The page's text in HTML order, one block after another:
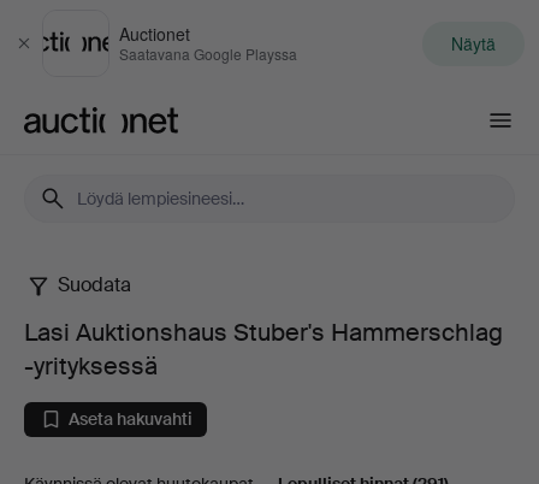
Sulje
Auctionet
Saatavana Google Playssa Näytä
Lasi
Auktionshaus
Stuber's
Hammerschlag
Suodata
Lasi Auktionshaus Stuber's Hammerschlag
-yrityksessä
Aseta hakuvahti